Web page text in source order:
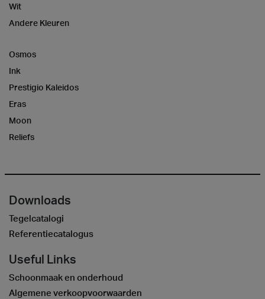
Wit
Andere Kleuren
Osmos
Ink
Prestigio Kaleidos
Eras
Moon
Reliefs
Downloads
Tegelcatalogi
Referentiecatalogus
Useful Links
Schoonmaak en onderhoud
Algemene verkoopvoorwaarden